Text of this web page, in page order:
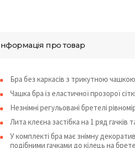
про товар
Бра без каркасів з трикутною
Чашка бра із еластичної прозорої
Незнімні регульовані бретелі
Лита клеєна застібка на 1 ряд гачків
У комплекті бра має знімну
подібними гачками до кілець на